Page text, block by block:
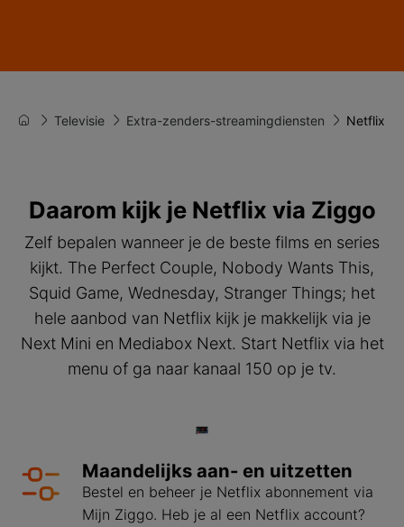
Televisie Extra-zenders-streamingdiensten Netflix
Daarom kijk je Netflix via Ziggo
Zelf bepalen wanneer je de beste films en series
kijkt. The Perfect Couple, Nobody Wants This,
Squid Game, Wednesday, Stranger Things; het
hele aanbod van Netflix kijk je makkelijk via je
Next Mini en Mediabox Next. Start Netflix via het
menu of ga naar kanaal 150 op je tv.
Maandelijks aan- en uitzetten
Bestel en beheer je Netflix abonnement via
Mijn Ziggo. Heb je al een Netflix account?